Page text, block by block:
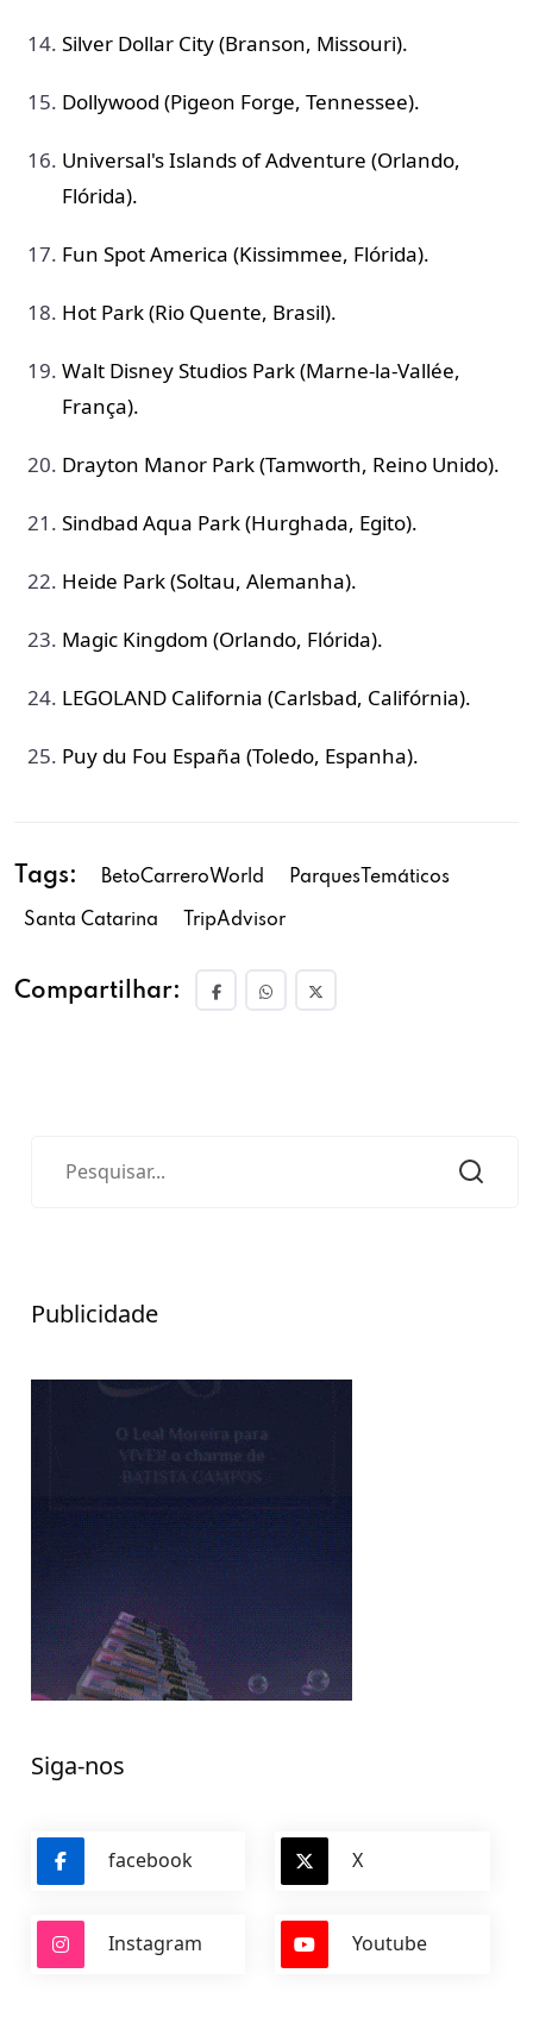
Silver Dollar City (Branson, Missouri).
Dollywood (Pigeon Forge, Tennessee).
Universal's Islands of Adventure (Orlando,
Flórida).
Fun Spot America (Kissimmee, Flórida).
Hot Park (Rio Quente, Brasil).
Walt Disney Studios Park (Marne-la-Vallée,
França).
Drayton Manor Park (Tamworth, Reino Unido).
Sindbad Aqua Park (Hurghada, Egito).
Heide Park (Soltau, Alemanha).
Magic Kingdom (Orlando, Flórida).
LEGOLAND California (Carlsbad, Califórnia).
Puy du Fou España (Toledo, Espanha).
Tags: BetoCarreroWorld ParquesTemáticos
Santa Catarina TripAdvisor
Compartilhar:
Publicidade
Siga-nos
facebook X
Instagram Youtube